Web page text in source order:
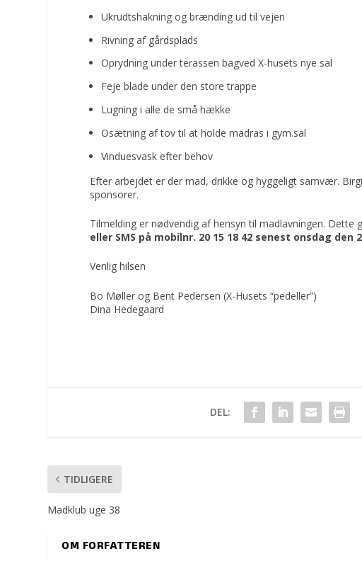
Ukrudtshakning og brænding ud til vejen
Rivning af gårdsplads
Oprydning under terassen bagved X-husets nye sal
Feje blade under den store trappe
Lugning i alle de små hække
Osætning af tov til at holde madras i gym.sal
Vinduesvask efter behov
Efter arbejdet er der mad, drikke og hyggeligt samvær.
sponsorer.
Tilmelding er nødvendig af hensyn til madlavningen. Dette
eller SMS på mobilnr. 20 15 18 42 senest onsdag den
Venlig hilsen
Bo Møller og Bent Pedersen (X-Husets “pedeller”)
Dina Hedegaard
DEL:
TIDLIGERE
Madklub uge 38
OM FORFATTEREN